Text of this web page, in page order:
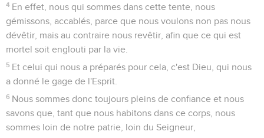
4 En effet, nous qui sommes dans cette tente, nous
gémissons, accablés, parce que nous voulons non pas nous
dévêtir, mais au contraire nous revêtir, afin que ce qui est
mortel soit englouti par la vie.
5 Et celui qui nous a préparés pour cela, c'est Dieu, qui nous
a donné le gage de l'Esprit.
6 Nous sommes donc toujours pleins de confiance et nous
savons que, tant que nous habitons dans ce corps, nous
sommes loin de notre patrie, loin du Seigneur,